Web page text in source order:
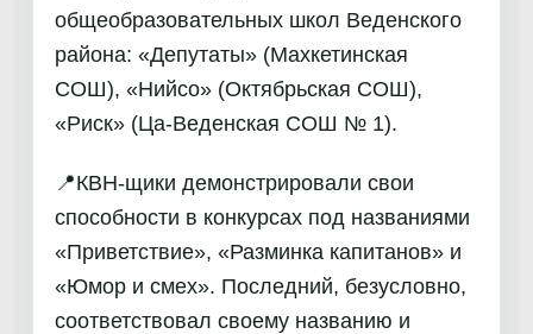
общеобразовательных школ Веденского
района: «Депутаты» (Махкетинская
СОШ), «Нийсо» (Октябрьская СОШ),
«Риск» (Ца-Веденская СОШ № 1).
📍КВН-щики демонстрировали свои
способности в конкурсах под названиями
«Приветствие», «Разминка капитанов» и
«Юмор и смех». Последний, безусловно,
соответствовал своему названию и